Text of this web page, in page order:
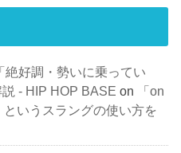
絶好調・勢いに乗ってい
- HIP HOP BASE on
「on
いうスラングの使い方を